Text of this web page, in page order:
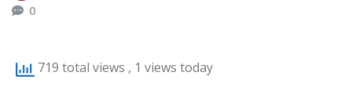
0
719 total views , 1 views today